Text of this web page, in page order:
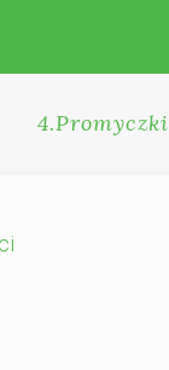
4.Promyczki